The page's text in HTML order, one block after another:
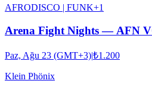
AFRODISCO | FUNK+1
Arena Fight Nights — AFN
Paz, Ağu 23 (GMT+3)|₺1.200
Klein Phönix